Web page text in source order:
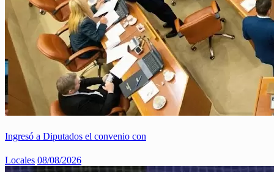
Ingresó a Diputados el convenio con
Locales 08/08/2026